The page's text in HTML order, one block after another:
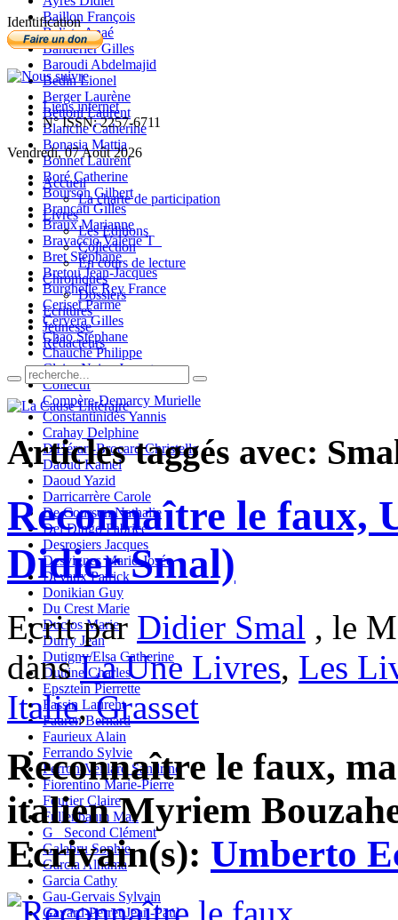
Baillon François
Balista Anaé
Banderier Gilles
Baroudi Abdelmajid
Bedin Lionel
Berger Laurène
Bettoni Laurent
Blanche Catherine
Bonasia Mattia
Bonnet Laurent
Boré Catherine
Bourson Gilbert
Brancati Gilles
Braux Marianne
Bravaccio Valérie T_
Bret Stéphane
Bretou Jean-Jacques
Burghelle Rey France
Ceriset Parme
Cervera Gilles
Chao Stéphane
Chauché Philippe
Claire-Neige Jaunet
Collectif
Compère-Demarcy Murielle
Constantinidès Yannis
Crahay Delphine
D'Hérart-Brocard Christelle
Daoud Kamel
Daoud Yazid
Darricarrère Carole
De Courson Nathalie
Del Dingo Fabrice
Desrosiers Jacques
Desvignes Marie-Josée
Devaux Patrick
Donikian Guy
Du Crest Marie
Duclos Marie
Durry Jean
Dutigny/Elsa Catherine
Duttine Charles
Epsztein Pierrette
Fassin Laurent
Fauren Bernard
Faurieux Alain
Ferrando Sylvie
Ferron-Veillard Sandrine
Fiorentino Marie-Pierre
Fourier Claire
Fullenbaum Max
G_ Second Clément
Galabru Sophie
Garcia Alhama
Garcia Cathy
Gau-Gervais Sylvain
Gavard-Perret Jean-Paul
Identification
Liens internet
N° ISSN: 2257-6711
Vendredi, 07 Août 2026
Accueil
La charte de participation
Livres
Les Editions
Collection
En cours de lecture
Chroniques
Dossiers
Ecritures
Jeunesse
Rédacteurs
Articles taggés avec:
Reconnaître le faux,
Didier Smal)
Ecrit par Didier Smal , le
dansLa Une Livres, Les
Italie,Grasset
Reconnaître le faux,
italien Myriem
Ecrivain(s): Umberto